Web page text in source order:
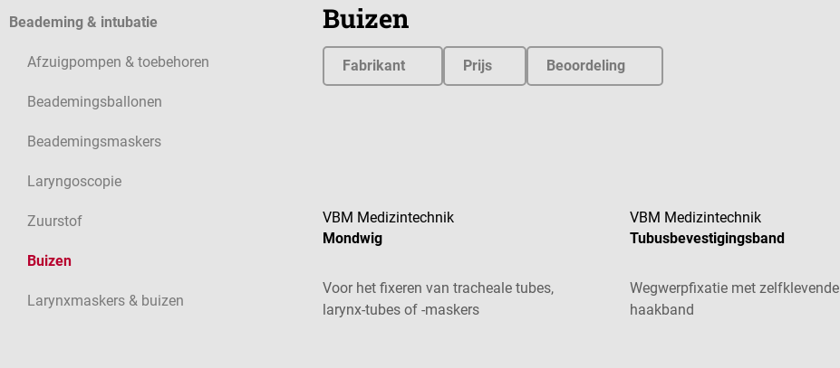
Beademing & intubatie
Afzuigpompen & toebehoren
Beademingsballonen
Beademingsmaskers
Laryngoscopie
Zuurstof
Buizen
Larynxmaskers & buizen
Buizen
Fabrikant Prijs Beoordeling
VBM Medizintechnik
Mondwig
Voor het fixeren van tracheale tubes,
larynx-tubes of -maskers
VBM Medizintechnik
Tubusbevestigingsband
Wegwerpfixatie met zelfklevende
haakband